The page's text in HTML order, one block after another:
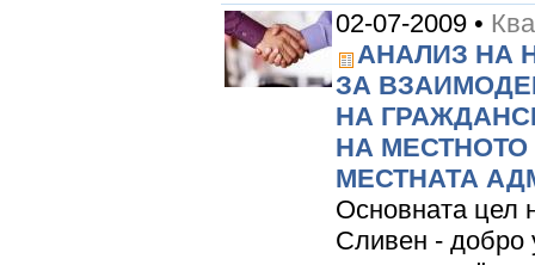
02-07-2009 •
АНАЛИЗ НА
ЗА
НА
НА
МЕСТНАТА
Основната цел
Сливен - добро